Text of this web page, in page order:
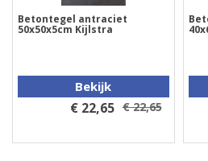
Betontegel antraciet
50x50x5cm Kijlstra
Bekijk
€ 22,65 € 22,65